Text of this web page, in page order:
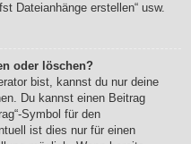
Dateianhänge erstellen“ usw.
oder löschen?
bist, kannst du nur deine
Du kannst einen Beitrag
Symbol für den
ist dies nur für einen